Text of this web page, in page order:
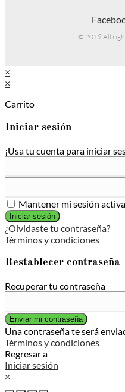
© 2019 All
×
×
Carrito
Iniciar sesión
¡Usa tu cuenta para iniciar
Mantener mi sesión activa
Iniciar sesión
¿Olvidaste tu contraseña?
Términos y condiciones
Restablecer contraseña
Recuperar tu contraseña
Enviar mi contraseña
Una contraseña te será
Términos y condiciones
Regresar a
Iniciar sesión
×